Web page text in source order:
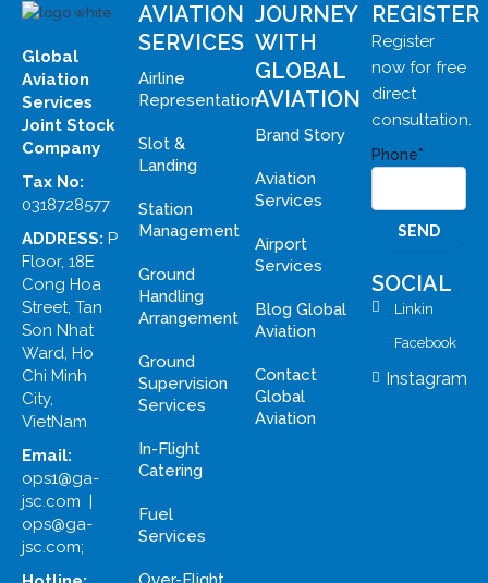
Global
Aviation
Services
Joint Stock
Company
Tax No:
0318728577
ADDRESS: P
Floor, 18E
Cong Hoa
Street, Tan
Son Nhat
Ward, Ho
Chi Minh
City,
VietNam
Email:
ops1@ga-
jsc.com |
ops@ga-
jsc.com;
AVIATION
SERVICES
Airline
Representation
Slot &
Landing
Station
Management
Ground
Handling
Arrangement
Ground
Supervision
Services
In-Flight
Catering
Fuel
Services
JOURNEY
WITH
GLOBAL
AVIATION
Brand Story
Aviation
Services
Airport
Services
Blog Global
Aviation
Contact
Global
Aviation
REGISTER
Register
now for free
direct
consultation.
Phone*
SOCIAL
Linkin
Facebook
Instagram